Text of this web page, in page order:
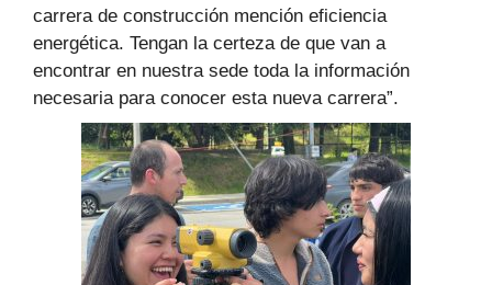
carrera de construcción mención eficiencia
energética. Tengan la certeza de que van a
encontrar en nuestra sede toda la información
necesaria para conocer esta nueva carrera”.